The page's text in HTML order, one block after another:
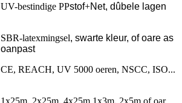
UV-bestindige PPstof+Net, dûbele lagen
SBR-latexmingsel, swarte kleur, of oare as
oanpast
CE, REACH, UV 5000 oeren, NSCC, ISO...
1x25m, 2x25m, 4x25m 1x3m, 2x5m of oar